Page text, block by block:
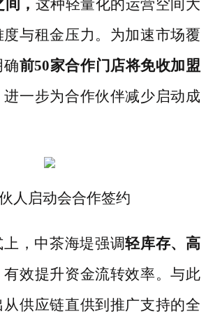
， 这种轻量化的运营空间大
与租金压力。为加速市场覆
确前50家合作门店将免收加盟
进一步为合作伙伴减少启动成
人启动会合作签约
，中茶海堤强调轻库存、高
有效提升资金流转效率。与此
从供应链直供到推广支持的全